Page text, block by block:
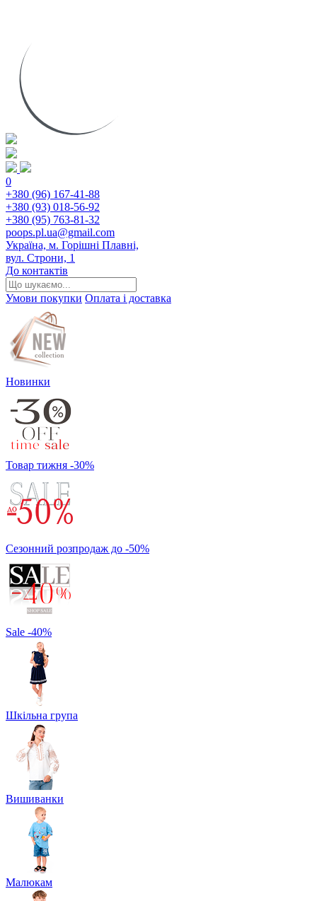
0
+380 (96) 167-41-88
+380 (93) 018-56-92
+380 (95) 763-81-32
poops.pl.ua@gmail.com
Україна, м. Горішні Плавні,
вул. Строни, 1
До контактів
Умови покупки Оплата і доставка
Новинки
Товар тижня -30%
Сезонний розпродаж до -50%
Sale -40%
Шкільна група
Вишиванки
Малюкам